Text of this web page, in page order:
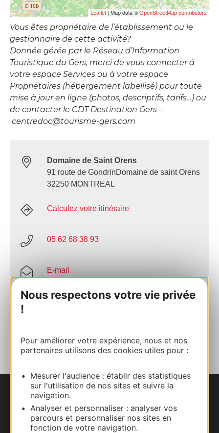
Nous respectons votre vie privée
!
Pour améliorer votre expérience, nous et nos
partenaires utilisons des cookies utiles pour :
Mesurer l'audience : établir des statistiques
sur l'utilisation de nos sites et suivre la
navigation.
Analyser et personnaliser : analyser vos
parcours et personnaliser nos sites en
fonction de votre navigation.
Leaflet | Map data © OpenStreetMap contributors
Vous êtes propriétaire de l’établissement ou le
gestionnaire de cette activité?
Donnée gérée par le Réseau d’Information
Touristique du Gers, merci de vous connecter à
votre espace Services ou à votre espace
Propriétaires (hébergement labellisé) pour toute
mise à jour en ligne (photos, descriptifs, tarifs…) ou
de contacter le CDT Destination Gers –
centredoc@tourisme-gers.com
Domaine de Saint Orens
91 route de GondrinDomaine de saint Orens
32250 MONTREAL
Calculez votre itinéraire
05 62 68 38 93
E-mail
Site internet
AU CARNET
Nous contacter
Carte interactive